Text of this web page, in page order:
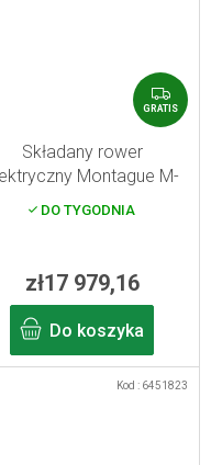
G
R
A
I
S
GRATIS
Składany rower
Montague M-
E1
DO TYGODNIA
zł17 979,16
Do koszyka
Kod : 6451823